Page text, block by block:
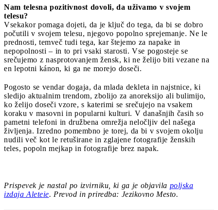
Nam telesna pozitivnost dovoli, da uživamo v svojem
telesu?
Vsekakor pomaga dojeti, da je ključ do tega, da bi se dobro
počutili v svojem telesu, njegovo popolno sprejemanje. Ne le
prednosti, temveč tudi tega, kar štejemo za napake in
nepopolnosti – in to pri vsaki starosti. Vse pogosteje se
srečujemo z nasprotovanjem žensk, ki ne želijo biti vezane na
en lepotni kánon, ki ga ne morejo doseči.
Pogosto se vendar dogaja, da mlada dekleta in najstnice, ki
sledijo aktualnim trendom, zbolijo za anoreksijo ali bulimijo,
ko želijo doseči vzore, s katerimi se srečujejo na vsakem
koraku v masovni in popularni kulturi. V današnjih časih so
pametni telefoni in družbena omrežja neločljiv del našega
življenja. Izredno pomembno je torej, da bi v svojem okolju
nudili več kot le retuširane in zglajene fotografije ženskih
teles, popoln mejkap in fotografije brez napak.
Prispevek je nastal po izvirniku, ki ga je objavila poljska
izdaja Aleteie. Prevod in priredba: Jezikovno Mesto.